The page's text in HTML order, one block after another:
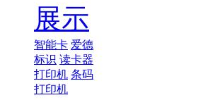
展示
智能卡 爱德
标识 读卡器
打印机 条码
打印机